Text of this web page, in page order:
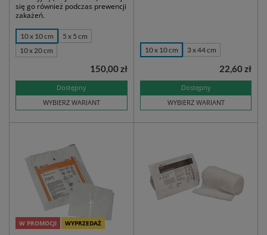
się go również podczas prewencji
zakażeń.
10 x 10 cm
5 x 5 cm
10 x 20 cm
Dostępny
WYBIERZ WARIANT
150,00 zł
10 x 10 cm 3 x 44 cm
Dostępny
WYBIERZ WARIANT
22,60 zł
W PROMOCJI WYPRZEDAŻ